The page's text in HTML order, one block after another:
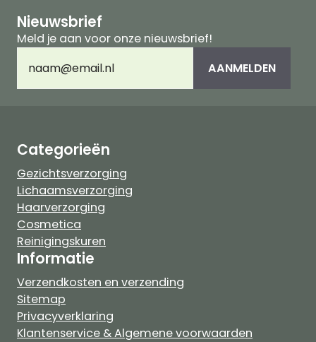
Nieuwsbrief
Meld je aan voor onze nieuwsbrief!
mailadres(Vereist) AANMELDEN
Categorieën
Gezichtsverzorging
Lichaamsverzorging
Haarverzorging
Cosmetica
Reinigingskuren
Informatie
Verzendkosten en verzending
Sitemap
Privacyverklaring
Klantenservice & Algemene voorwaarden